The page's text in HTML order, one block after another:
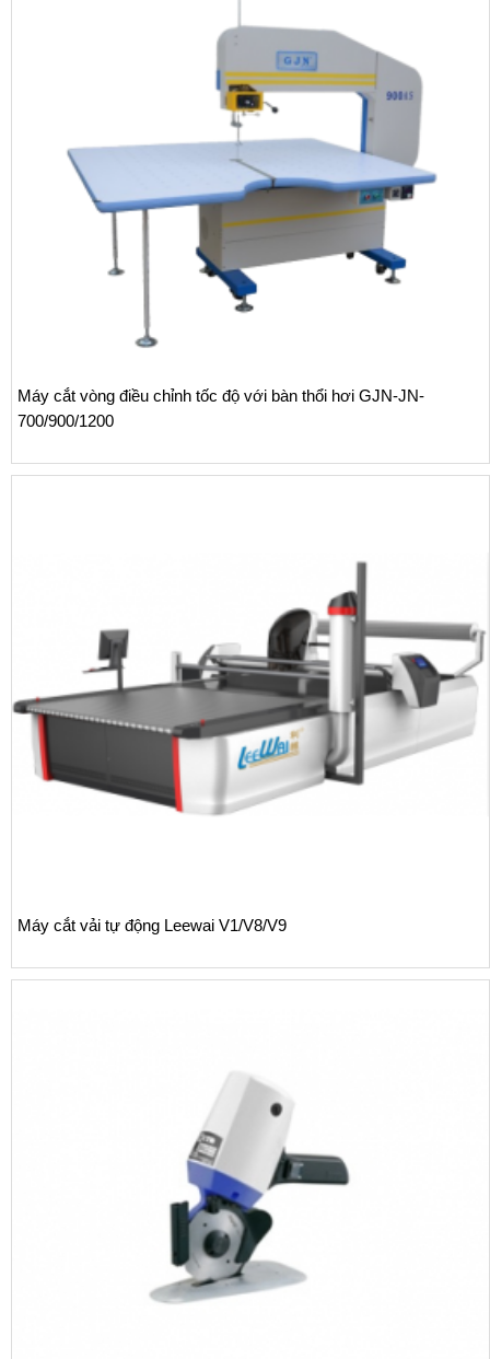
Máy cắt vòng điều chỉnh tốc độ với bàn thổi hơi GJN-JN-
700/900/1200
Máy cắt vải tự động Leewai V1/V8/V9